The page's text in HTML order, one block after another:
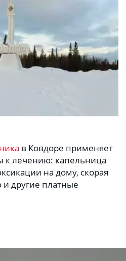
в Ковдоре применяет
к лечению: капельница
на дому, скорая
другие платные